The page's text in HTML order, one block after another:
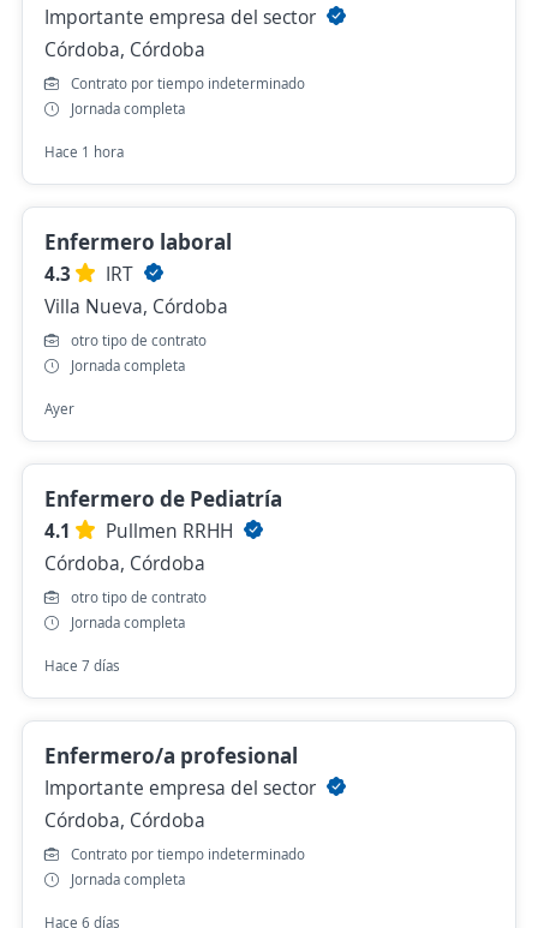
Importante empresa del sector
Córdoba, Córdoba
Contrato por tiempo indeterminado
Jornada completa
Hace 1 hora
Enfermero laboral
4.3
IRT
Villa Nueva, Córdoba
otro tipo de contrato
Jornada completa
Ayer
Enfermero de Pediatría
4.1
Pullmen RRHH
Córdoba, Córdoba
otro tipo de contrato
Jornada completa
Hace 7 días
Enfermero/a profesional
Importante empresa del sector
Córdoba, Córdoba
Contrato por tiempo indeterminado
Jornada completa
Hace 6 días